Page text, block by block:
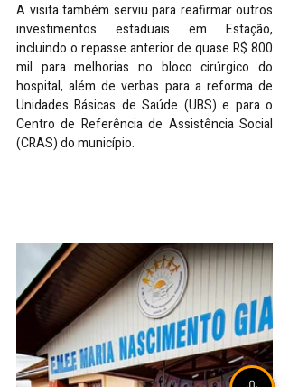
A visita também serviu para reafirmar outros
investimentos estaduais em Estação,
incluindo o repasse anterior de quase R$ 800
mil para melhorias no bloco cirúrgico do
hospital, além de verbas para a reforma de
Unidades Básicas de Saúde (UBS) e para o
Centro de Referência de Assistência Social
(CRAS) do município.